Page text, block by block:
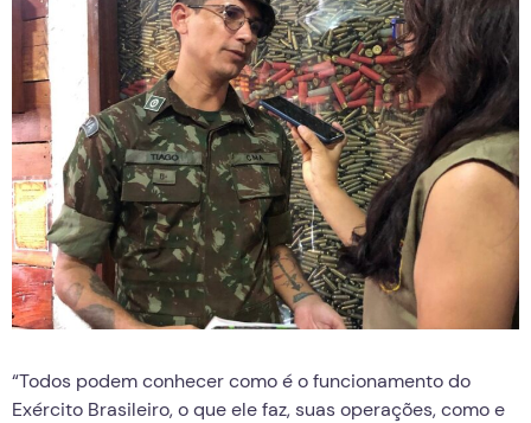
“Todos podem conhecer como é o funcionamento do
Exército Brasileiro, o que ele faz, suas operações, como e